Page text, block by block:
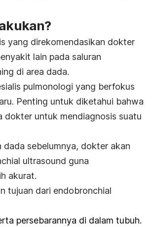
yang direkomendasikan dokter
lain pada saluran
di area dada.
pulmonologi yang berfokus
Penting untuk diketahui bahwa
dokter untuk mendiagnosis suatu
dada sebelumnya, dokter akan
ultrasound guna
akurat.
tujuan dari endobronchial
persebarannya di dalam tubuh.